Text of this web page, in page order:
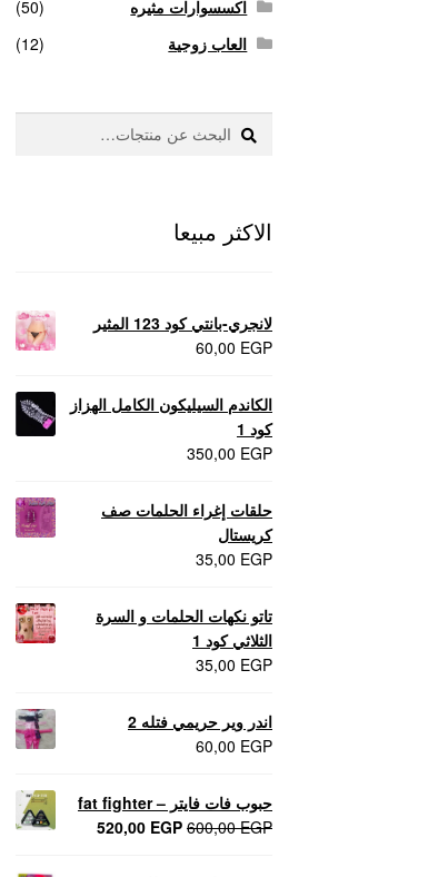
اكسسوارات مثيره
(50)
العاب زوجية
(12)
البحث
عن:
بحث
الاكثر مبيعا
لانجري-بانتي كود 123 المثير
60,00 EGP
الكاندم السيليكون الكامل الهزاز
كود 1
350,00 EGP
حلقات إغراء الحلمات صف
كريستال
35,00 EGP
تاتو نكهات الحلمات و السرة
الثلاثي كود 1
35,00 EGP
اندر وير حريمي فتله 2
60,00 EGP
حبوب فات فايتر – fat fighter
600,00EGP
السعر520,00 EGP
السعر